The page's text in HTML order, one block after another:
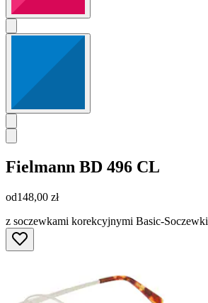
Fielmann BD 496 CL
od148,00 zł
z soczewkami korekcyjnymi Basic-Soczewki